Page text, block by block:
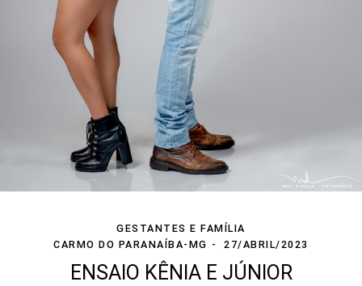
GESTANTES E FAMÍLIA
CARMO DO PARANAÍBA-MG
27/ABRIL/2023
ENSAIO KÊNIA E JÚNIOR